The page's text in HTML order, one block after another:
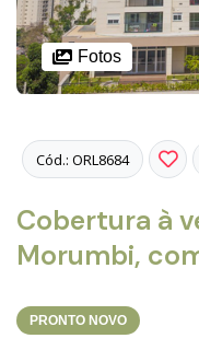
Fotos
Cód.: ORL8684
Cobertura à
Morumbi,
PRONTO NOVO